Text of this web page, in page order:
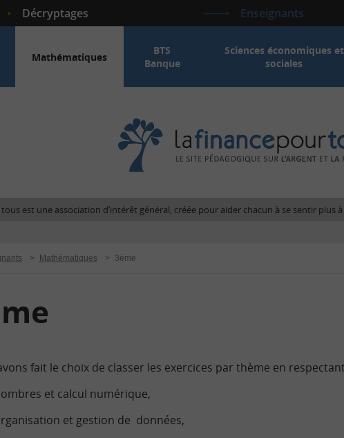
Décryptages Enseignants
Mathématiques
BTS
Banque
Sciences économiques et
sociales
est une association d’intérêt général, créée pour aider chacun à se sentir plus
> Mathématiques > 3ème
fait le choix de classer les exercices par thème en
et calcul numérique,
et gestion de données,